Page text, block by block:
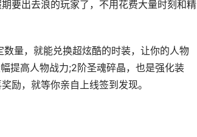
要出去浪的玩家了，不用花费大量时刻和精
量，就能兑换超炫酷的时装，让你的人物
提高人物战力;2阶圣魂碎晶，也是强化装
励，就等你亲自上线签到发现。